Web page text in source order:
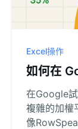
Excel操作
如何在
在Google
複雜的加權
像